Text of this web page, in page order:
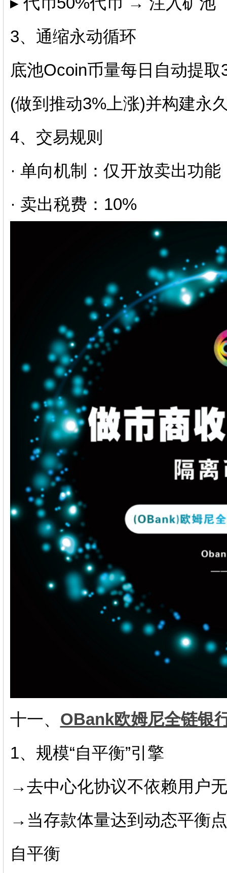
3、通缩永动循环
底池Ocoin币量每日自动提
(做到推动3%上涨)并构建永
4、交易规则
· 单向机制：仅开放卖出功能
· 卖出税费：10%
十一、 OBank欧姆尼全链银
1、规模“自平衡”引擎
→去中心化协议不依赖用户
→当存款体量达到动态平衡
自平衡